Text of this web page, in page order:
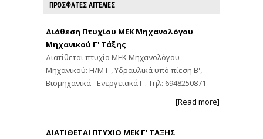
ΠΡΟΣΦΑΤΕΣ ΑΓΓΕΛΙΕΣ
Διάθεση Πτυχίου ΜΕΚ Μηχανολόγου
Μηχανικού Γ' Τάξης
Διατίθεται πτυχίο ΜΕΚ Μηχανολόγου
Μηχανικού: Η/Μ Γ', Υδραυλικά υπό πίεση Β',
Βιομηχανικά - Ενεργειακά Γ'. Τηλ: 6948250871
[Read more]
ΔΙΑΤΙΘΕΤΑΙ ΠΤΥΧΙΟ ΜΕΚ Γ' ΤΑΞΗΣ